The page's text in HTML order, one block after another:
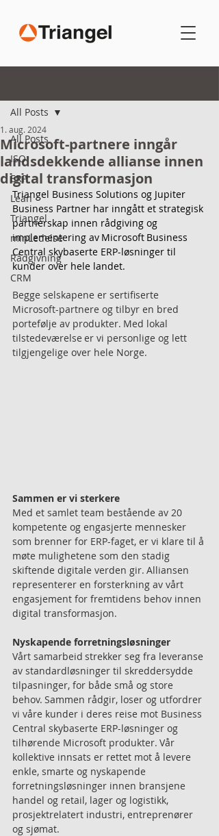
All Posts
ISO
ERP
Lean
Triangel
minLedelse
Rådgivning
CRM
All Posts
Microsoft-partnere inngår
landsdekkende allianse innen
digital transformasjon
1. aug. 2024
Triangel Business Solutions og Jupiter
Business Partner har inngått et strategisk
partnerskap innen rådgiving og
implementering av Microsoft Business
Central skybaserte ERP-løsninger til
kunder over hele landet.
Begge selskapene er sertifiserte
Microsoft-partnere og tilbyr en bred
portefølje av produkter. Med lokal
tilstedeværelse er vi personlige og lett
tilgjengelige over hele Norge.
Sammen er vi sterkere
Med et samlet team bestående av 20
kompetente og engasjerte mennesker
som brenner for ERP-faget, er vi klare til å
møte mulighetene som den stadig
skiftende digitale verden gir. Alliansen
representerer en forsterkning av vårt
engasjement for fremtidens behov innen
digital transformasjon.
Nyskapende forretningsløsninger
Vårt samarbeid strekker seg fra leveranse
av standardløsninger til skreddersydde
tilpasninger, for både små og store
behov. Sammen rådgir, loser og utfordrer
vi våre kunder i deres reise mot Business
Central skybaserte ERP-løsninger og
tilhørende Microsoft produkter. Vår
kollektive innsats er rettet mot å levere
enkle, smarte og nyskapende
forretningsløsninger innen bransjene
handel og retail, lager og logistikk,
prosjektrelatert industri, entreprenører
og sjømat.